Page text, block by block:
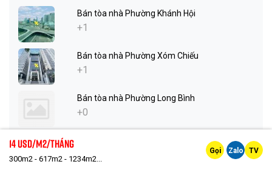
Bán tòa nhà Phường Khánh Hội
+1
Bán tòa nhà Phường Xóm Chiếu
+1
Bán tòa nhà Phường Long Bình
+0
+2
14 Usd/m2/tháng
300m2 - 617m2 - 1234m2...
Gọi Zalo TV